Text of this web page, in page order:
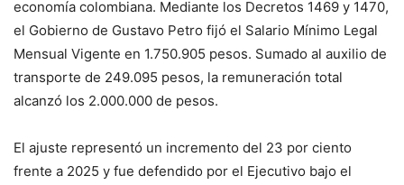
economía colombiana. Mediante los Decretos 1469 y 1470,
el Gobierno de Gustavo Petro fijó el Salario Mínimo Legal
Mensual Vigente en 1.750.905 pesos. Sumado al auxilio de
transporte de 249.095 pesos, la remuneración total
alcanzó los 2.000.000 de pesos.
El ajuste representó un incremento del 23 por ciento
frente a 2025 y fue defendido por el Ejecutivo bajo el